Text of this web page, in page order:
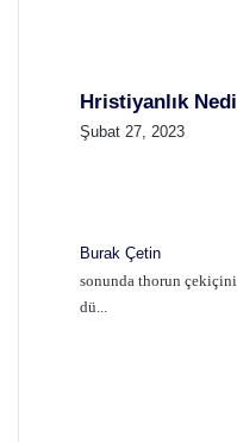
Hristiyanlık
Şubat 27, 2023
Burak Çetin
sonunda thorun
dü...